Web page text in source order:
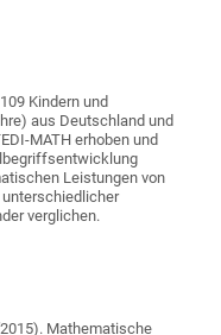
Kindern und
aus Deutschland und
MATH erhoben und
Leistungen von
verglichen.
Mathematische